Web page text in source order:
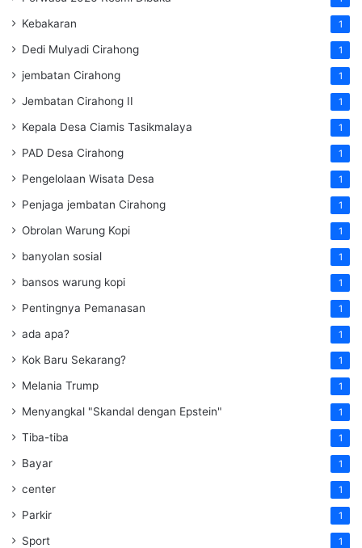
Kebakaran 1
Dedi Mulyadi Cirahong 1
jembatan Cirahong 1
Jembatan Cirahong II 1
Kepala Desa Ciamis Tasikmalaya 1
PAD Desa Cirahong 1
Pengelolaan Wisata Desa 1
Penjaga jembatan Cirahong 1
Obrolan Warung Kopi 1
banyolan sosial 1
bansos warung kopi 1
Pentingnya Pemanasan 1
ada apa? 1
Kok Baru Sekarang? 1
Melania Trump 1
Menyangkal "Skandal dengan Epstein" 1
Tiba-tiba 1
Bayar 1
center 1
Parkir 1
Sport 1